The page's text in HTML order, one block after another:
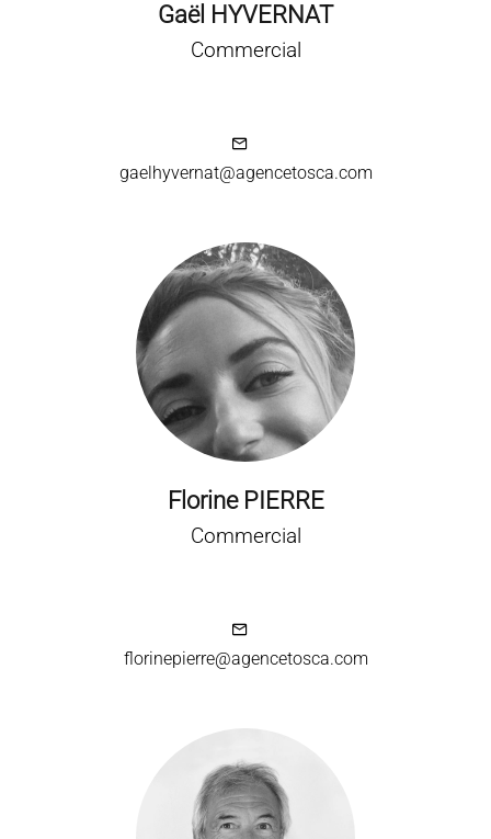
Gaël HYVERNAT
Commercial
gaelhyvernat@agencetosca.com
Florine PIERRE
Commercial
florinepierre@agencetosca.com